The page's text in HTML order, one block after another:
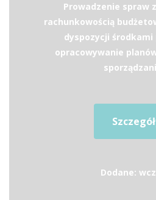
Prowadzenie spraw
rachunkowością
dyspozycji środkami
opracowywanie
Dodane: